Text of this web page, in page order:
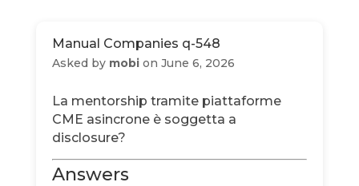
Manual Companies q-548
Asked by mobion June 6, 2026
La mentorship tramite piattaforme
CME asincrone è soggetta a
disclosure?
Answers